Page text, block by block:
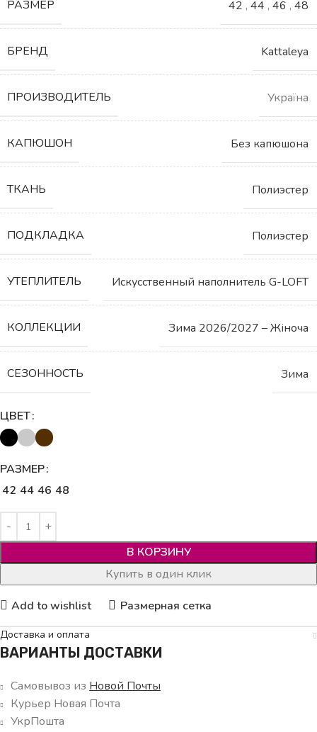
РАЗМЕР 42 , 44 , 46 , 48
БРЕНД Kattaleya
ПРОИЗВОДИТЕЛЬ Україна
КАПЮШОН Без капюшона
ТКАНЬ Полиэстер
ПОДКЛАДКА Полиэстер
УТЕПЛИТЕЛЬ Искусственный наполнитель G-LOFT
КОЛЛЕКЦИИ Зима 2026/2027 – Жіноча
СЕЗОННОСТЬ Зима
ЦВЕТ
РАЗМЕР
42 44 46 48
В КОРЗИНУ
Купить в один клик
Add to wishlist Размерная сетка
Доставка и оплата
ВАРИАНТЫ ДОСТАВКИ
Самовывоз из Новой Почты
Курьер Новая Почта
УкрПошта